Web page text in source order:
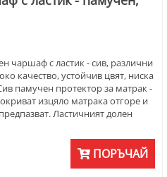
чаршаф с ластик - сив, различни
качество, устойчив цвят, ниска
памучен протектор за матрак -
изцяло матрака отгоре и
Ластичният долен
ПОРЪЧАЙ